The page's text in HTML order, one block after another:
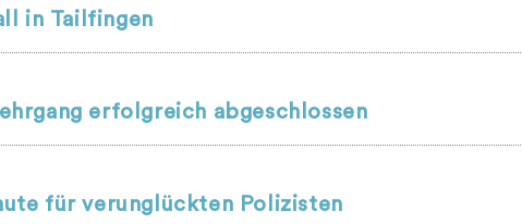
in Tailfingen
erfolgreich abgeschlossen
für verunglückten Polizisten